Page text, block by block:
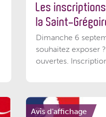
Les
la Saint-
Dimanche 6
souhaitez exposer
ouvertes.
Avis d'affichage